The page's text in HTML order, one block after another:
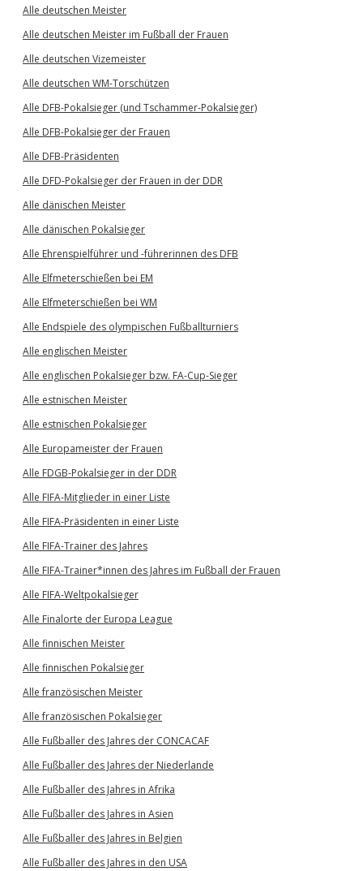
Alle deutschen Meister
Alle deutschen Meister im Fußball der Frauen
Alle deutschen Vizemeister
Alle deutschen WM-Torschützen
Alle DFB-Pokalsieger (und Tschammer-Pokalsieger)
Alle DFB-Pokalsieger der Frauen
Alle DFB-Präsidenten
Alle DFD-Pokalsieger der Frauen in der DDR
Alle dänischen Meister
Alle dänischen Pokalsieger
Alle Ehrenspielführer und -führerinnen des DFB
Alle Elfmeterschießen bei EM
Alle Elfmeterschießen bei WM
Alle Endspiele des olympischen Fußballturniers
Alle englischen Meister
Alle englischen Pokalsieger bzw. FA-Cup-Sieger
Alle estnischen Meister
Alle estnischen Pokalsieger
Alle Europameister der Frauen
Alle FDGB-Pokalsieger in der DDR
Alle FIFA-Mitglieder in einer Liste
Alle FIFA-Präsidenten in einer Liste
Alle FIFA-Trainer des Jahres
Alle FIFA-Trainer*innen des Jahres im Fußball der Frauen
Alle FIFA-Weltpokalsieger
Alle Finalorte der Europa League
Alle finnischen Meister
Alle finnischen Pokalsieger
Alle französischen Meister
Alle französischen Pokalsieger
Alle Fußballer des Jahres der CONCACAF
Alle Fußballer des Jahres der Niederlande
Alle Fußballer des Jahres in Afrika
Alle Fußballer des Jahres in Asien
Alle Fußballer des Jahres in Belgien
Alle Fußballer des Jahres in den USA